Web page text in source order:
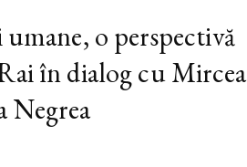
o perspectivă
în dialog cu Mircea
Negrea